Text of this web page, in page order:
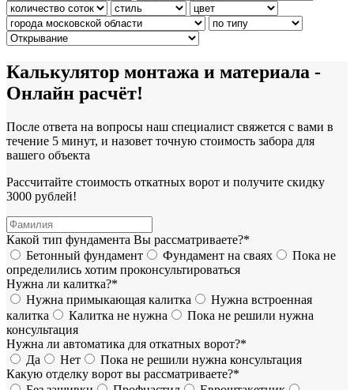
Калькулятор монтажа и материала -
Онлайн расчёт!
После ответа на вопросы наш специалист свяжется с вами в
течение 5 минут, и назовет точную стоимость забора для
вашего объекта
Рассчитайте стоимость откатных ворот и получите скидку
3000 рублей!
Какой тип фундамента Вы рассматриваете?*
Бетонный фундамент
Фундамент на сваях
Пока не
определились хотим проконсультироваться
Нужна ли калитка?*
Нужна примыкающая калитка
Нужна встроенная
калитка
Калитка не нужна
Пока не решили нужна
консультация
Нужна ли автоматика для откатных ворот?*
Да
Нет
Пока не решили нужна консультация
Какую отделку ворот вы рассматриваете?*